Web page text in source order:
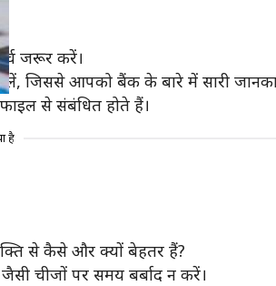
जरूर करें।
जिससे आपको बैंक के बारे में सारी
से संबंधित होते हैं।
है
से कैसे और क्यों बेहतर हैं?
चीजों पर समय बर्बाद न करें।